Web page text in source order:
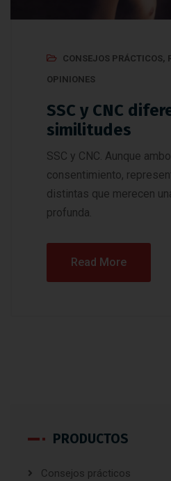
CONSEJOS PRÁCTICOS,
OPINIONES
SSC y CNC
similitudes
SSC y CNC. Aunque
consentimiento,
distintas que merecen
profunda.
Read More
PRODUCTOS
Consejos prácticos